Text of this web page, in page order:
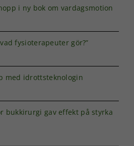
i ny bok om vardagsmotion
fysioterapeuter gör?”
med idrottsteknologin
bukkirurgi gav effekt på styrka